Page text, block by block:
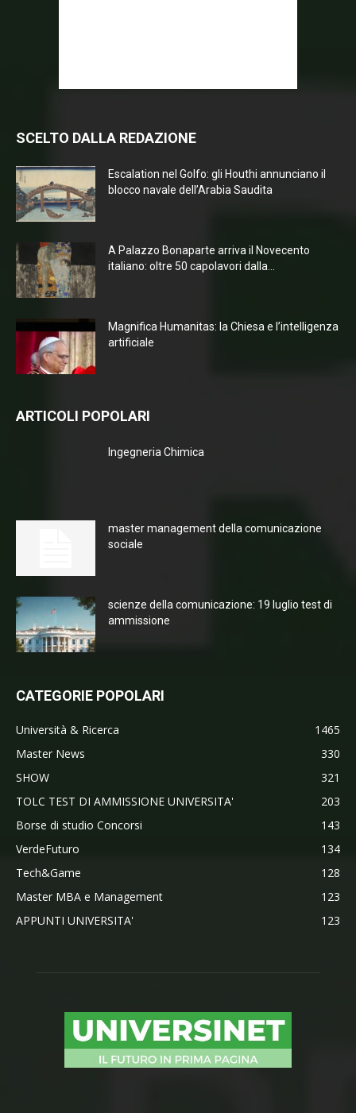
SCELTO DALLA REDAZIONE
Escalation nel Golfo: gli Houthi annunciano il
blocco navale dell’Arabia Saudita
A Palazzo Bonaparte arriva il Novecento
italiano: oltre 50 capolavori dalla...
Magnifica Humanitas: la Chiesa e l’intelligenza
artificiale
ARTICOLI POPOLARI
Ingegneria Chimica
master management della comunicazione
sociale
scienze della comunicazione: 19 luglio test di
ammissione
CATEGORIE POPOLARI
Università & Ricerca
1465
Master News
330
SHOW
321
TOLC TEST DI AMMISSIONE UNIVERSITA'
203
Borse di studio Concorsi
143
VerdeFuturo
134
Tech&Game
128
Master MBA e Management
123
APPUNTI UNIVERSITA'
123